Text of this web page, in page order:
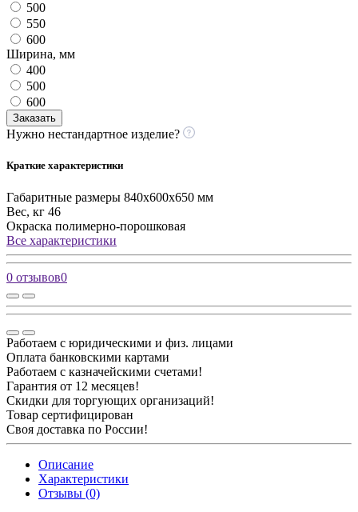
500
550
600
Ширина, мм
400
500
600
Заказать
Нужно нестандартное изделие?
Краткие характеристики
Габаритные размеры 840x600x650 мм
Вес, кг 46
Окраска полимерно-порошковая
Все характеристики
0 отзывов0
Работаем с юридическими и физ. лицами
Оплата банковскими картами
Работаем с казначейскими счетами!
Гарантия от 12 месяцев!
Скидки для торгующих организаций!
Товар сертифицирован
Своя доставка по России!
Описание
Характеристики
Отзывы (0)